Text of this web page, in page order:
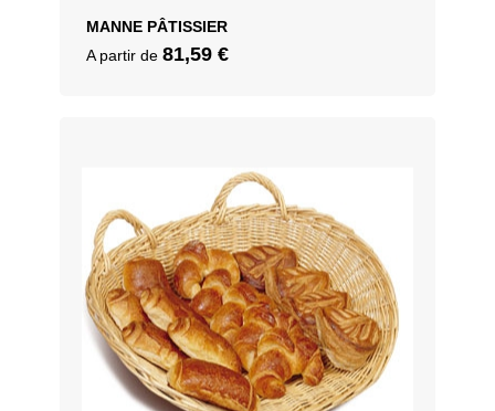
MANNE PÂTISSIER
A partir de 81,59 €